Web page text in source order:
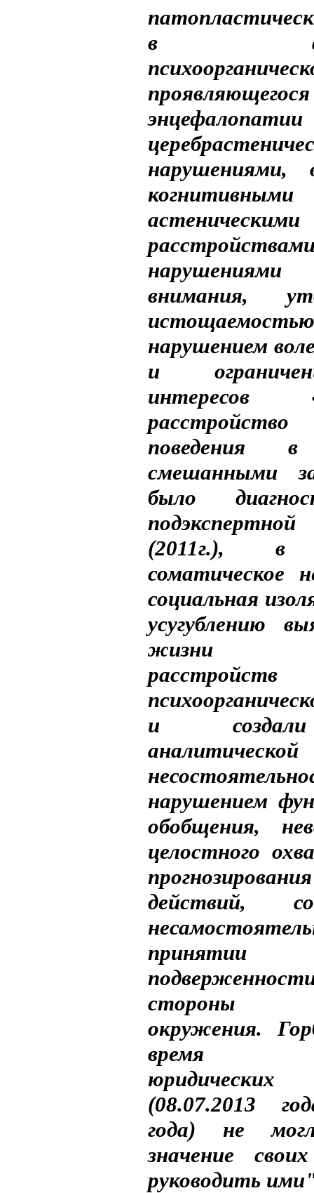
в
нарушениями,
астеническими
внимания,
нарушением
и
интересов
поведения
смешанными
было
(2011г.), в
соматическое
социальная
усугублению
жизни
и
аналитической
нарушением
обобщения,
целостного
действий,
принятии
стороны
окружения.
время
(08.07.2013
года) не
значение
руководить